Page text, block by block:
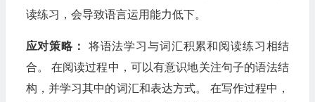
读练习，会导致语言运用能力低下。
应对策略：
将语法学习与词汇积累和阅读练习相结
合。 在阅读过程中，可以有意识地关注句子的语法结
构，并学习其中的词汇和表达方式。 在写作过程中，